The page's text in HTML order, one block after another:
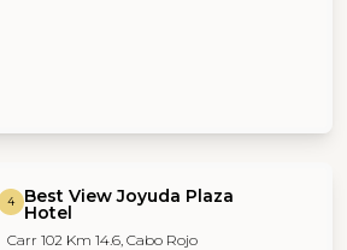
4 Best View Joyuda Plaza
Hotel
Carr 102 Km 14.6, Cabo Rojo